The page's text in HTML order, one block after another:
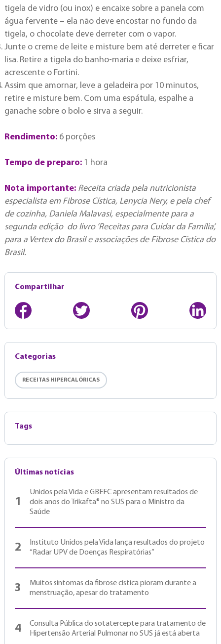
tigela de vidro (ou inox) e encaixe sobre a panela com
água fervente – ela não deve encostar no fundo da
tigela, o chocolate deve derreter com o vapor.
Junte o creme de leite e misture bem até derreter e ficar
lisa. Retire a tigela do banho-maria e deixe esfriar,
acrescente o Fortini.
Assim que amornar, leve a geladeira por 10 minutos,
retire e misture bem. Com uma espátula, espalhe a
ganache sobre o bolo e sirva a seguir.
Rendimento: 6 porções
Tempo de preparo: 1 hora
Nota importante: Receita criada pela nutricionista
especialista em Fibrose Cística, Lenycia Nery, e pela chef
de cozinha, Daniela Malavasi, especialmente para a
segunda edição do livro ‘Receitas para Cuidar da Família’,
para a Vertex do Brasil e associações de Fibrose Cística do
Brasil.
Compartilhar
Categorias
RECEITAS HIPERCALÓRICAS
Tags
Últimas notícias
1
Unidos pela Vida e GBEFC apresentam resultados de
dois anos do Trikafta® no SUS para o Ministro da
Saúde
2
Instituto Unidos pela Vida lança resultados do projeto
“Radar UPV de Doenças Respiratórias”
3
Muitos sintomas da fibrose cística pioram durante a
menstruação, apesar do tratamento
4
Consulta Pública do sotatercepte para tratamento de
Hipertensão Arterial Pulmonar no SUS já está aberta